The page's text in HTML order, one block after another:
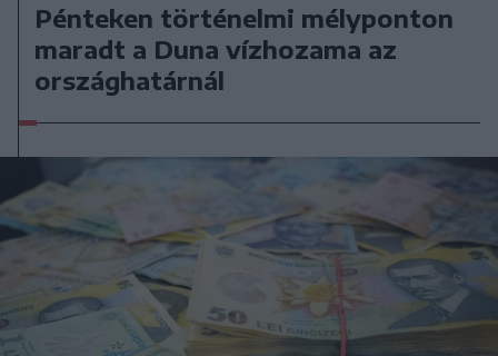
Pénteken történelmi mélyponton
maradt a Duna vízhozama az
országhatárnál